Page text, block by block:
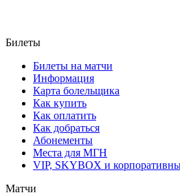
Билеты
Билеты на матчи
Информация
Карта болельщика
Как купить
Как оплатить
Как добраться
Абонементы
Места для МГН
VIP, SKYBOX и
Матчи